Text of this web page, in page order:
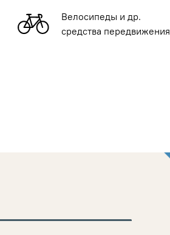
Велосипеды и др.
средства передвижения